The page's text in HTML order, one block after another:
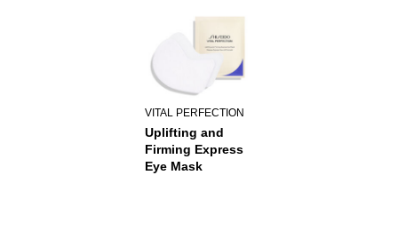
VITAL PERFECTION
Uplifting and
Firming Express
Eye Mask